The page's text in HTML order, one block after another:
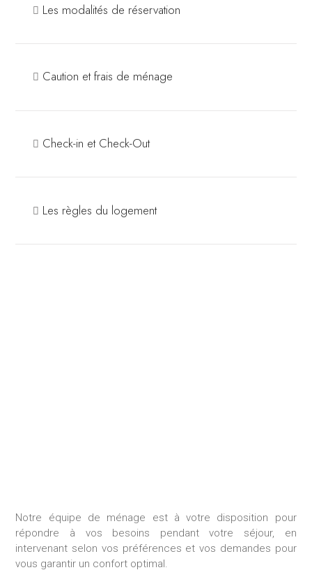
Les modalités de réservation
Caution et frais de ménage
Check-in et Check-Out
Les règles du logement
Notre équipe de ménage est à votre disposition pour
répondre à vos besoins pendant votre séjour, en
intervenant selon vos préférences et vos demandes pour
vous garantir un confort optimal.